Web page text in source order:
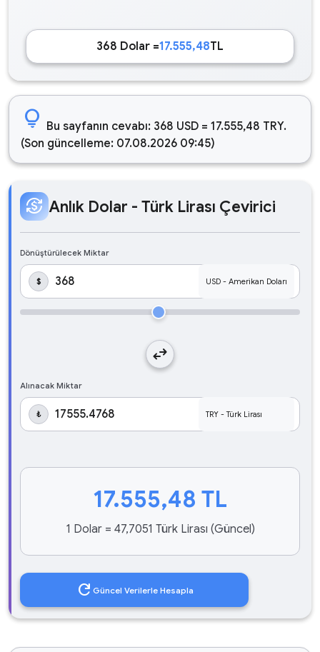
368 Dolar =17.555,48TL
lightbulb Bu sayfanın cevabı: 368 USD = 17.555,48 TRY.
(Son güncelleme: 07.08.2026 09:45)
currency_exchange Anlık Dolar - Türk Lirası Çevirici
Dönüştürülecek Miktar
$
swap_horiz
Alınacak Miktar
₺
17.555,48 TL
1 Dolar = 47,7051 Türk Lirası (Güncel)
refresh Güncel Verilerle Hesapla